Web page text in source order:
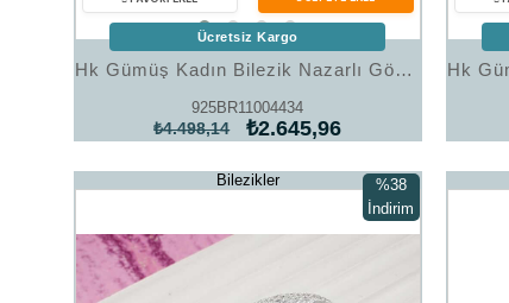
Hk Gümüş Kadın Bilezik Nazarlı Göz |Gümüş Takı Hediyelik Ürünler
925BR11004434
₺2.645,96
₺4.498,14
Ücretsiz Kargo
Bilezikler
%38
İndirim
%38İndirim